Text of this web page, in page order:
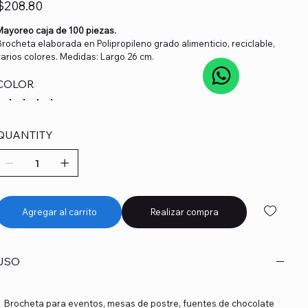
caja de 100 piezas.
elaborada en Polipropileno grado alimenticio, reciclable,
colores. Medidas: Largo 26 cm.
Agregar al carrito Realizar compra
Brocheta para eventos, mesas de postre, fuentes de chocolate